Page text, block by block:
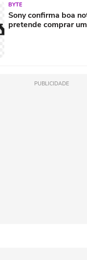
BYTE
Sony confirma boa
pretende comprar
PUBLICIDADE